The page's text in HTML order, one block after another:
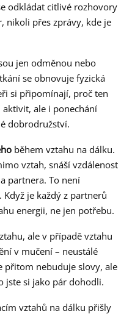
odkládat citlivé rozhovory
nikoli přes zprávy, kde je
jen odměnou nebo
se obnovuje fyzická
si připomínají, proč ten
ale i ponechání
dobrodružství.
během vztahu na dálku.
vztah, snáší vzdálenost
partnera. To není
je každý z partnerů
energii, ne jen potřebu.
ale v případě vztahu
v mučení – neustálé
přitom nebuduje slovy, ale
jste si jako pár dohodli.
vztahů na dálku přišly